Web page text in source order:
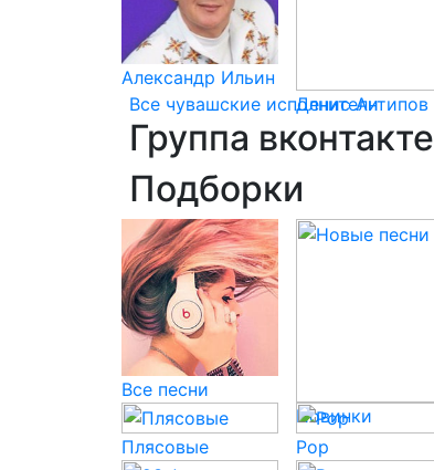
Александр Ильин
Денис Антипов
Все чувашские исполнители
Группа вконтакте
Подборки
Все песни
Новинки
Плясовые
Pop